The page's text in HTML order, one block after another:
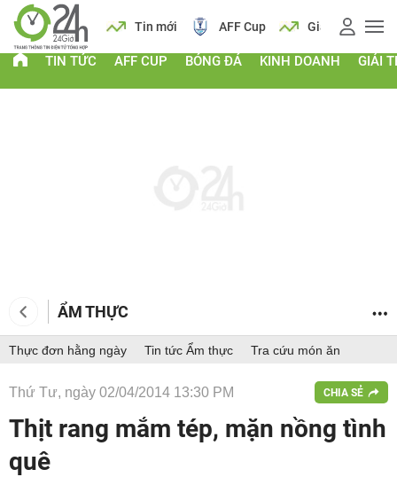
Lịch Tin mới AFF Cup Giá vàng
TIN TỨC AFF CUP BÓNG ĐÁ KINH DOANH GIẢI
ẨM THỰC
Thực đơn hằng ngày Tin tức Ẩm thực Tra cứu món ăn
Thứ Tư, ngày 02/04/2014 13:30 PM CHIA SẺ
Thịt rang mắm tép, mặn nồng tình
quê